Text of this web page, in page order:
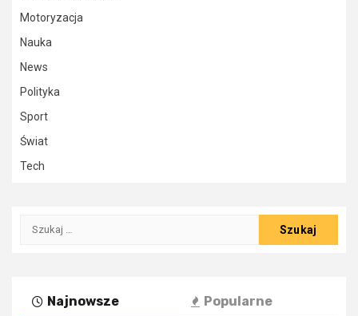
Motoryzacja
Nauka
News
Polityka
Sport
Świat
Tech
Szukaj:
Najnowsze Popularne